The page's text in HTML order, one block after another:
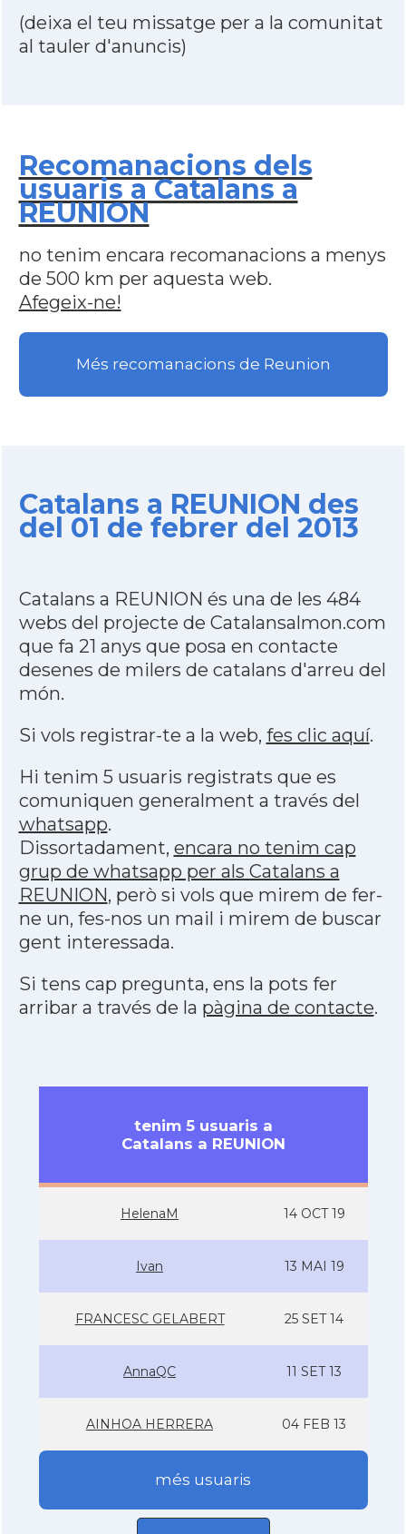
(deixa el teu missatge per a la comunitat
al tauler d'anuncis)
Recomanacions dels
usuaris a Catalans a
REUNION
no tenim encara recomanacions a menys
de 500 km per aquesta web.
Afegeix-ne!
Més recomanacions de Reunion
Catalans a REUNION des
del 01 de febrer del 2013
Catalans a REUNION és una de les 484
webs del projecte de Catalansalmon.com
que fa 21 anys que posa en contacte
desenes de milers de catalans d'arreu del
món.
Si vols registrar-te a la web, fes clic aquí.
Hi tenim 5 usuaris registrats que es
comuniquen generalment a través del
whatsapp.
Dissortadament, encara no tenim cap
grup de whatsapp per als Catalans a
REUNION, però si vols que mirem de fer-
ne un, fes-nos un mail i mirem de buscar
gent interessada.
Si tens cap pregunta, ens la pots fer
arribar a través de la pàgina de contacte.
tenim 5 usuaris a
Catalans a REUNION
HelenaM 14 OCT 19
Ivan 13 MAI 19
FRANCESC GELABERT 25 SET 14
AnnaQC 11 SET 13
AINHOA HERRERA 04 FEB 13
més usuaris